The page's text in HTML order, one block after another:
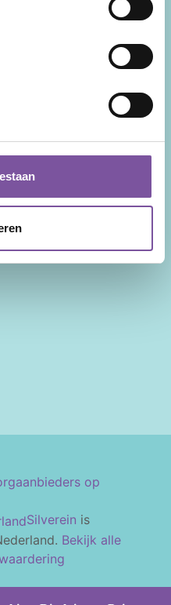
Silverein is
Bekijk alle